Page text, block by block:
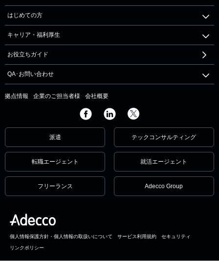
はじめての方
キャリア・福利厚生
お役立ちガイド
QA･お問い合わせ
拠点情報 企業のご担当者様 会社概要
派遣 テックコンサルティング
転職エージェント 就活エージェント
フリーランス Adecco Group
個人情報保護方針・個人情報の取扱いについて サービス利用規約 セキュリティ
リンクポリシー